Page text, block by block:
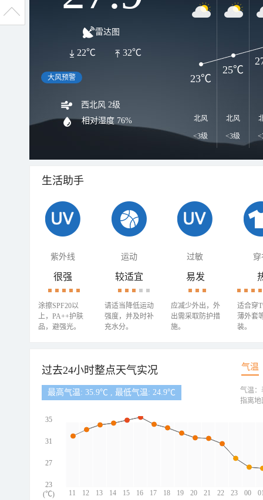
雷达图
32℃
22℃
大风预警
西北风 2级
相对湿度 76% 北风
<3级
北风
<3级
23℃
25℃
生活助手
紫外线 运动 过敏 穿
很强
涂擦SPF20以
上，PA++护肤
品，避强光。
较适宜
请适当降低运动
强度，并及时补
充水分。
易发
应减少外出，外
出需采取防护措
施。
适合穿
薄外套
装。
过去24小时整点天气实况 气温
最高气温: 35.9℃ , 最低气温: 24.9℃
11 12 13 14 15 16 17 18 19 20 21 22 23 00
35
31
27
23
(℃)
气温：
指离地